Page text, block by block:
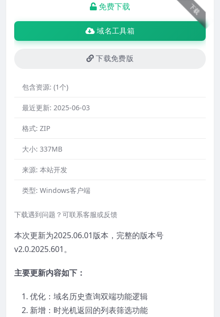
下载
免费下载
域名工具箱
下载免费版
包含资源: (1个)
最近更新: 2025-06-03
格式: ZIP
大小: 337MB
来源: 本站开发
类型: Windows客户端
下载遇到问题？可联系客服或反馈
本次更新为2025.06.01版本，完整的版本号
v2.0.2025.601。
主要更新内容如下：
优化：域名历史查询双端功能逻辑
新增：时光机返回的列表筛选功能